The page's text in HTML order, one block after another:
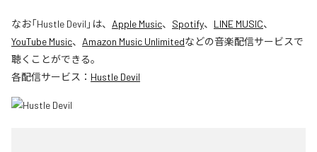
なお「Hustle Devil 」は、 Apple Music、 Spotify、 LINE MUSIC、
YouTube Music、 Amazon Music Unlimitedなどの音楽配信サービスで
聴くことができる。
各配信サービス： Hustle Devil